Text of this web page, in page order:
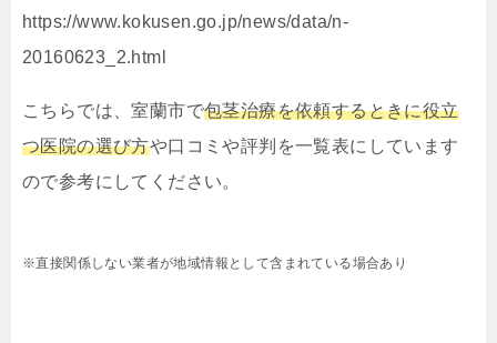
https://www.kokusen.go.jp/news/data/n-
20160623_2.html
こちらでは、室蘭市で包茎治療を依頼するときに役立
つ医院の選び方や口コミや評判を一覧表にしています
ので参考にしてください。
※直接関係しない業者が地域情報として含まれている場合あり